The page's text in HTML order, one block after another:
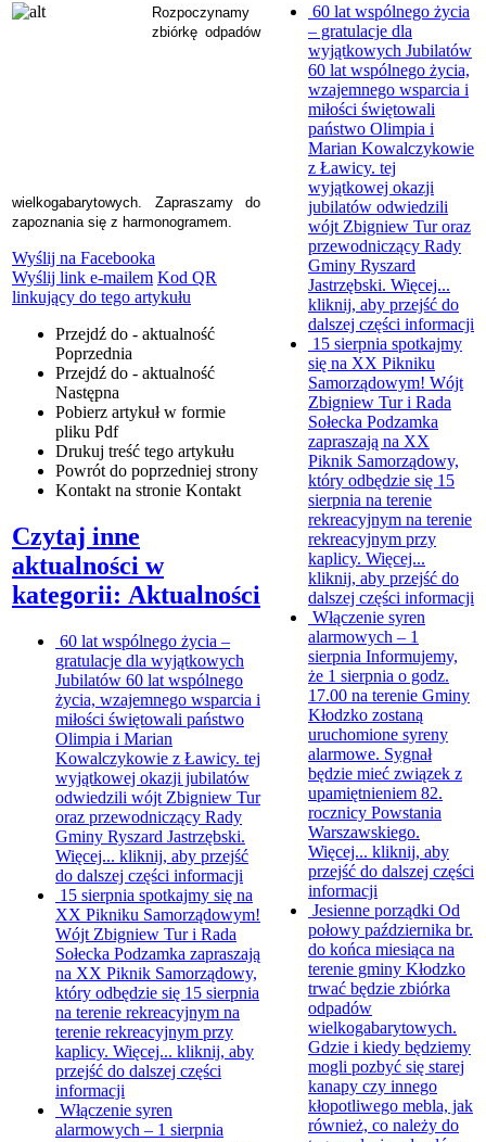
Rozpoczynamy
zbiórkę odpadów
wielkogabarytowych. Zapraszamy do
zapoznania się z harmonogramem.
Wyślij na Facebooka
Wyślij link e-mailem Kod QR
linkujący do tego artykułu
Przejdź do - aktualność
Poprzednia
Przejdź do - aktualność
Następna
Pobierz artykuł w formie
pliku Pdf
Drukuj treść tego artykułu
Powrót do poprzedniej strony
Kontakt na stronie Kontakt
Czytaj inne
aktualności w
kategorii: Aktualności
60 lat wspólnego życia –
gratulacje dla wyjątkowych
Jubilatów 60 lat wspólnego
życia, wzajemnego wsparcia i
miłości świętowali państwo
Olimpia i Marian
Kowalczykowie z Ławicy. tej
wyjątkowej okazji jubilatów
odwiedzili wójt Zbigniew Tur
oraz przewodniczący Rady
Gminy Ryszard Jastrzębski.
Więcej... kliknij, aby przejść
do dalszej części informacji
15 sierpnia spotkajmy się na
XX Pikniku Samorządowym!
Wójt Zbigniew Tur i Rada
Sołecka Podzamka zapraszają
na XX Piknik Samorządowy,
który odbędzie się 15 sierpnia
na terenie rekreacyjnym na
terenie rekreacyjnym przy
kaplicy. Więcej... kliknij, aby
przejść do dalszej części
informacji
Włączenie syren
alarmowych – 1 sierpnia
60 lat wspólnego życia
– gratulacje dla
wyjątkowych Jubilatów
60 lat wspólnego życia,
wzajemnego wsparcia i
miłości świętowali
państwo Olimpia i
Marian Kowalczykowie
z Ławicy. tej
wyjątkowej okazji
jubilatów odwiedzili
wójt Zbigniew Tur oraz
przewodniczący Rady
Gminy Ryszard
Jastrzębski. Więcej...
kliknij, aby przejść do
dalszej części informacji
15 sierpnia spotkajmy
się na XX Pikniku
Samorządowym! Wójt
Zbigniew Tur i Rada
Sołecka Podzamka
zapraszają na XX
Piknik Samorządowy,
który odbędzie się 15
sierpnia na terenie
rekreacyjnym na terenie
rekreacyjnym przy
kaplicy. Więcej...
kliknij, aby przejść do
dalszej części informacji
Włączenie syren
alarmowych – 1
sierpnia Informujemy,
że 1 sierpnia o godz.
17.00 na terenie Gminy
Kłodzko zostaną
uruchomione syreny
alarmowe. Sygnał
będzie mieć związek z
upamiętnieniem 82.
rocznicy Powstania
Warszawskiego.
Więcej... kliknij, aby
przejść do dalszej części
informacji
Jesienne porządki Od
połowy października br.
do końca miesiąca na
terenie gminy Kłodzko
trwać będzie zbiórka
odpadów
wielkogabarytowych.
Gdzie i kiedy będziemy
mogli pozbyć się starej
kanapy czy innego
kłopotliwego mebla, jak
również, co należy do